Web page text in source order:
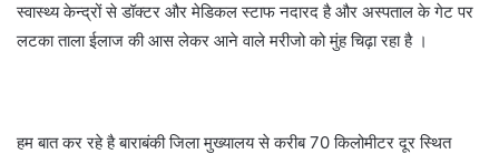
स्वास्थ्य केन्द्रों से डॉक्टर और मेडिकल स्टाफ नदारद है और अस्पताल के गेट पर
लटका ताला ईलाज की आस लेकर आने वाले मरीजो को मुंह चिढ़ा रहा है ।
हम बात कर रहे है बाराबंकी जिला मुख्यालय से करीब 70 किलोमीटर दूर स्थित